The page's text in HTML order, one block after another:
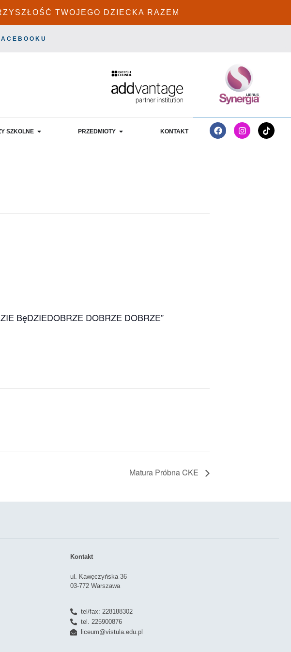
TWOJEGO DZIECKA RAZEM
SZKOLNE PRZEDMIOTY KONTAKT
Matura Próbna CKE
Kontakt
ul. Kawęczyńska 36
03-772 Warszawa
tel/fax: 228188302
tel. 225900876
liceum@vistula.edu.pl